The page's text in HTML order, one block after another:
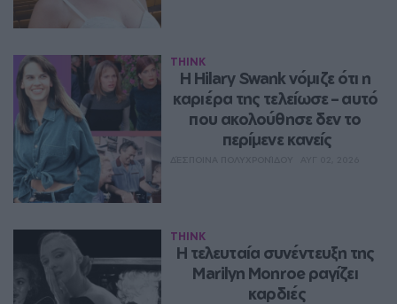
THINK
Η Hilary Swank νόμιζε ότι η
καριέρα της τελείωσε – αυτό
που ακολούθησε δεν το
περίμενε κανείς
THINK
Η τελευταία συνέντευξη της
Marilyn Monroe ραγίζει
καρδιές